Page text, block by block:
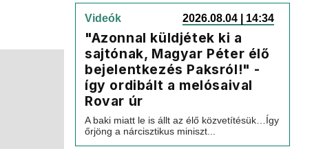
Videók 2026.08.04 | 14:34
"Azonnal küldjétek ki a
sajtónak, Magyar Péter élő
bejelentkezés Paksról!" -
így ordibált a melósaival
Rovar úr
A baki miatt le is állt az élő közvetítésük…Így
őrjöng a nárcisztikus miniszt...